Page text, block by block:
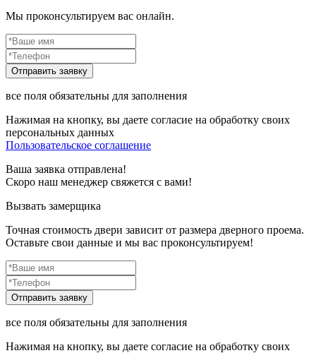
Мы проконсультируем вас онлайн.
все поля обязательны для заполнения
Нажимая на кнопку, вы даете согласие на обработку своих
персональных данных
Пользовательское соглашение
Ваша заявка отправлена!
Скоро наш менеджер свяжется с вами!
Вызвать замерщика
Точная стоимость двери зависит от размера дверного проема.
Оставьте свои данные и мы вас проконсультируем!
все поля обязательны для заполнения
Нажимая на кнопку, вы даете согласие на обработку своих